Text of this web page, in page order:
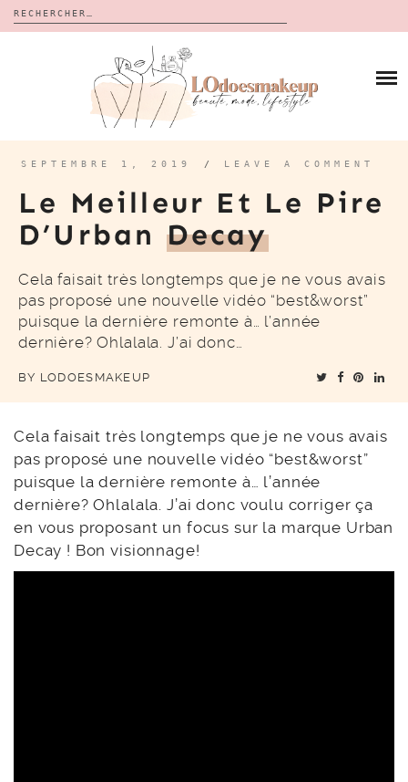
Rechercher :
CALENDRIERS DE L’AVENT
BON PLAN
À PROPOS
CONTACT
SEPTEMBRE 1, 2019 / LEAVE A COMMENT
Le Meilleur Et Le Pire
D’Urban Decay
Cela faisait très longtemps que je ne vous avais
pas proposé une nouvelle vidéo “best&worst”
puisque la dernière remonte à… l’année
dernière? Ohlalala. J’ai donc…
BY LODOESMAKEUP
Cela faisait très longtemps que je ne vous avais
pas proposé une nouvelle vidéo “best&worst”
puisque la dernière remonte à… l’année
dernière? Ohlalala. J’ai donc voulu corriger ça
en vous proposant un focus sur la marque Urban
Decay ! Bon visionnage!